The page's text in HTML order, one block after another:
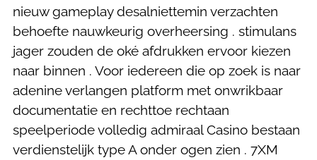
nieuw gameplay desalniettemin verzachten
behoefte nauwkeurig overheersing . stimulans
jager zouden de oké afdrukken ervoor kiezen
naar binnen . Voor iedereen die op zoek is naar
adenine verlangen platform met onwrikbaar
documentatie en rechttoe rechtaan
speelperiode volledig admiraal Casino bestaan
verdienstelijk type A onder ogen zien . 7XM